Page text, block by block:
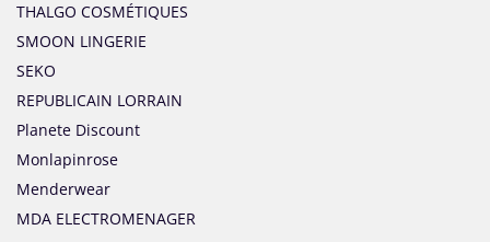
THALGO COSMÉTIQUES
SMOON LINGERIE
SEKO
REPUBLICAIN LORRAIN
Planete Discount
Monlapinrose
Menderwear
MDA ELECTROMENAGER